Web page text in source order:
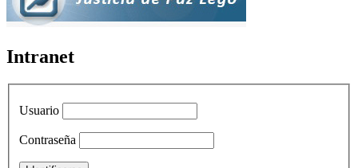
Intranet
Usuario
Contraseña